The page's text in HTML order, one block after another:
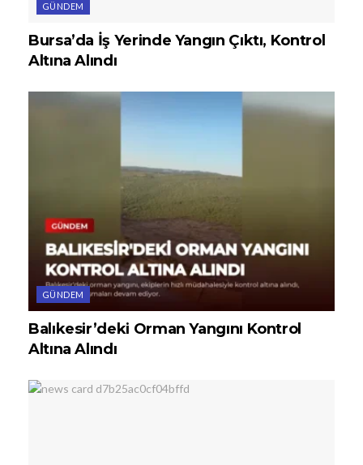
GÜNDEM
Bursa’da İş Yerinde Yangın Çıktı, Kontrol
Altına Alındı
GÜNDEM
Balıkesir’deki Orman Yangını Kontrol
Altına Alındı